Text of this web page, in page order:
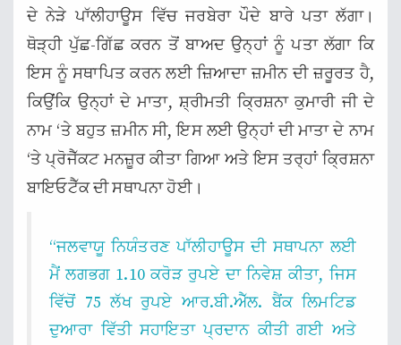
ਦੇ ਨੇੜੇ ਪਾੱਲੀਹਾਊਸ ਵਿੱਚ ਜਰਬੇਰਾ ਪੌਦੇ ਬਾਰੇ ਪਤਾ ਲੱਗਾ।
ਥੋੜ੍ਹੀ ਪੁੱਛ-ਗਿੱਛ ਕਰਨ ਤੋਂ ਬਾਅਦ ਉਨ੍ਹਾਂ ਨੂੰ ਪਤਾ ਲੱਗਾ ਕਿ
ਇਸ ਨੂੰ ਸਥਾਪਿਤ ਕਰਨ ਲਈ ਜ਼ਿਆਦਾ ਜ਼ਮੀਨ ਦੀ ਜ਼ਰੂਰਤ ਹੈ,
ਕਿਉਂਕਿ ਉਨ੍ਹਾਂ ਦੇ ਮਾਤਾ, ਸ਼੍ਰੀਮਤੀ ਕ੍ਰਿਸ਼ਨਾ ਕੁਮਾਰੀ ਜੀ ਦੇ
ਨਾਮ ‘ਤੇ ਬਹੁਤ ਜ਼ਮੀਨ ਸੀ, ਇਸ ਲਈ ਉਨ੍ਹਾਂ ਦੀ ਮਾਤਾ ਦੇ ਨਾਮ
‘ਤੇ ਪ੍ਰੋਜੈੱਕਟ ਮਨਜ਼ੂਰ ਕੀਤਾ ਗਿਆ ਅਤੇ ਇਸ ਤਰ੍ਹਾਂ ਕ੍ਰਿਸ਼ਨਾ
ਬਾਇਓਟੈੱਕ ਦੀ ਸਥਾਪਨਾ ਹੋਈ।
“ਜਲਵਾਯੂ ਨਿਯੰਤਰਣ ਪਾੱਲੀਹਾਊਸ ਦੀ ਸਥਾਪਨਾ ਲਈ
ਮੈਂ ਲਗਭਗ 1.10 ਕਰੋੜ ਰੁਪਏ ਦਾ ਨਿਵੇਸ਼ ਕੀਤਾ, ਜਿਸ
ਵਿੱਚੋਂ 75 ਲੱਖ ਰੁਪਏ ਆਰ.ਬੀ.ਐੱਲ. ਬੈਂਕ ਲਿਮਟਿਡ
ਦੁਆਰਾ ਵਿੱਤੀ ਸਹਾਇਤਾ ਪ੍ਰਦਾਨ ਕੀਤੀ ਗਈ ਅਤੇ